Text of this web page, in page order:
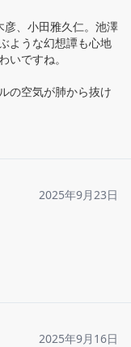
、小田雅久仁。池澤
ような幻想譚も心地
いですね。
の空気が肺から抜け
2025年9月23日
2025年9月16日